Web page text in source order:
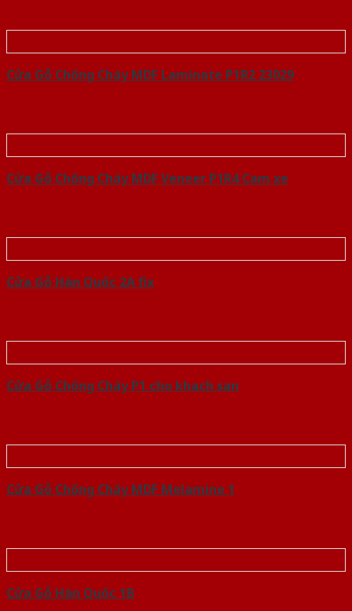
Cửa Gỗ Chống Cháy MDF Laminate P1R2 23029
Cửa Gỗ Chống Cháy MDF Veneer P1R4 Cam xe
Cửa Gỗ Hàn Quốc 2A fix
Cửa Gỗ Chống Cháy P1 cho khach san
Cửa Gỗ Chống Cháy MDF Melamine 1
Cửa Gỗ Hàn Quốc 1B